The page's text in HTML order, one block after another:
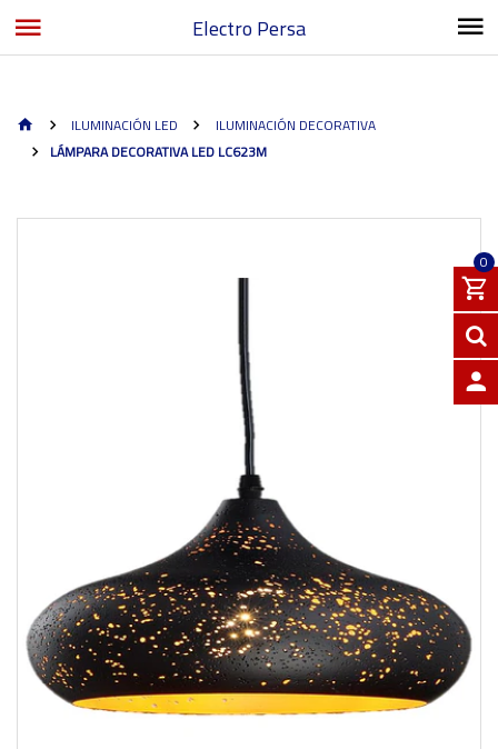
Electro Persa
0
ILUMINACIÓN LED
ILUMINACIÓN DECORATIVA
LÁMPARA DECORATIVA LED LC623M
Previous